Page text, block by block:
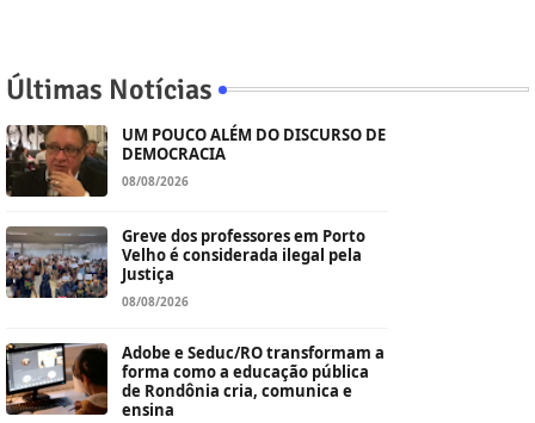
Últimas Notícias
UM POUCO ALÉM DO DISCURSO DE
DEMOCRACIA
08/08/2026
Greve dos professores em Porto
Velho é considerada ilegal pela
Justiça
08/08/2026
Adobe e Seduc/RO transformam a
forma como a educação pública
de Rondônia cria, comunica e
ensina